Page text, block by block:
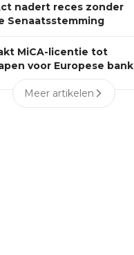
nadert reces zonder
Senaatsstemming
MiCA-licentie tot
voor Europese
Meer artikelen